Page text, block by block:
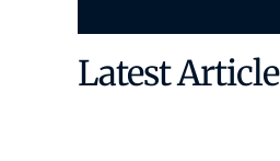
Latest Article